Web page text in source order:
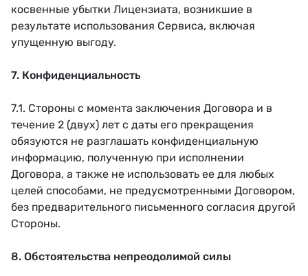
косвенные убытки Лицензиата, возникшие в
результате использования Сервиса, включая
упущенную выгоду.
7. Конфиденциальность
7.1. Стороны с момента заключения Договора и в
течение 2 (двух) лет с даты его прекращения
обязуются не разглашать конфиденциальную
информацию, полученную при исполнении
Договора, а также не использовать ее для любых
целей способами, не предусмотренными Договором,
без предварительного письменного согласия другой
Стороны.
8. Обстоятельства непреодолимой силы